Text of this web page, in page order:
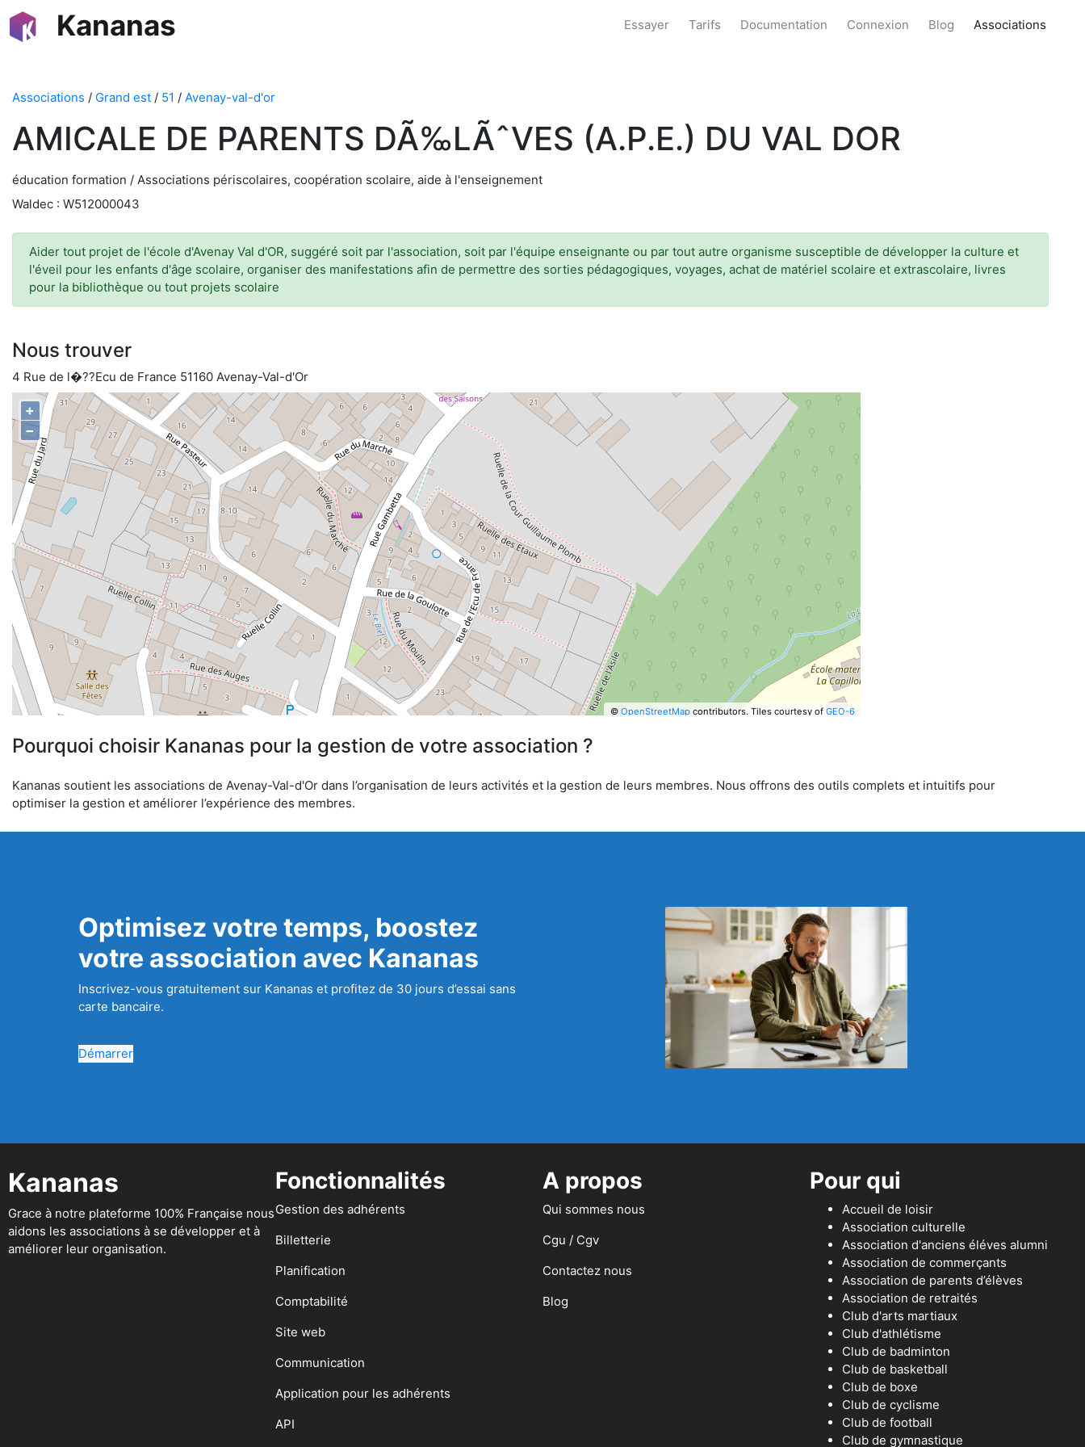
Kananas Essayer Tarifs Documentation Connexion Blog Associations
Associations / Grand est / 51 / Avenay-val-d'or
AMICALE DE PARENTS DÃ‰LÃˆVES (A.P.E.) DU VAL DOR
éducation formation / Associations périscolaires, coopération scolaire, aide à l'enseignement
Waldec : W512000043
Aider tout projet de l'école d'Avenay Val d'OR, suggéré soit par l'association, soit par l'équipe enseignante ou par tout autre organisme susceptible de développer la culture et
l'éveil pour les enfants d'âge scolaire, organiser des manifestations afin de permettre des sorties pédagogiques, voyages, achat de matériel scolaire et extrascolaire, livres
pour la bibliothèque ou tout projets scolaire
Nous trouver
4 Rue de l�??Ecu de France 51160 Avenay-Val-d'Or
+
−
© OpenStreetMapcontributors. Tiles courtesy of GEO-6
Pourquoi choisir Kananas pour la gestion de votre association ?
Kananas soutient les associations de Avenay-Val-d'Or dans l’organisation de leurs activités et la gestion de leurs membres. Nous offrons des outils complets et intuitifs pour
optimiser la gestion et améliorer l’expérience des membres.
Optimisez votre temps, boostez
votre association avec Kananas
Inscrivez-vous gratuitement sur Kananas et profitez de 30 jours d’essai sans
carte bancaire.
Démarrer
Kananas
Grace à notre plateforme 100% Française nous
aidons les associations à se développer et à
améliorer leur organisation.
Fonctionnalités
Gestion des adhérents
Billetterie
Planification
Comptabilité
Site web
Communication
Application pour les adhérents
API
A propos
Qui sommes nous
Cgu / Cgv
Contactez nous
Blog
Pour qui
Accueil de loisir
Association culturelle
Association d'anciens éléves alumni
Association de commerçants
Association de parents d’élèves
Association de retraités
Club d'arts martiaux
Club d'athlétisme
Club de badminton
Club de basketball
Club de boxe
Club de cyclisme
Club de football
Club de gymnastique